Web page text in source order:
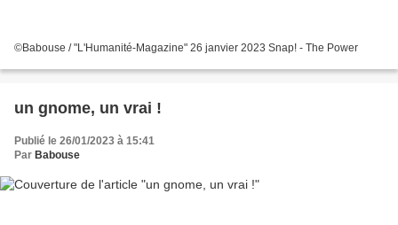
©Babouse / "L'Humanité-Magazine" 26 janvier 2023 Snap! - The Power
un gnome, un vrai !
Publié le 26/01/2023 à 15:41
Par Babouse